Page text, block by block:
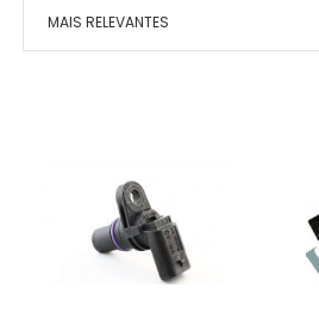
MAIS RELEVANTES
MAIOR PREÇO